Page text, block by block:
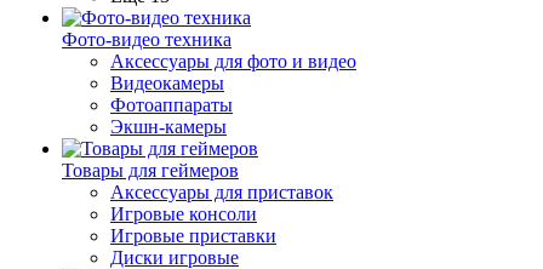
Фото-видео техника
Аксессуары для фото и видео
Видеокамеры
Фотоаппараты
Экшн-камеры
Товары для геймеров
Аксессуары для приставок
Игровые консоли
Игровые приставки
Диски игровые